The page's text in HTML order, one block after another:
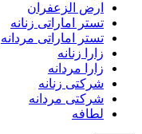
ارض الزعفران
تستر اماراتی زنانه
تستر اماراتی مردانه
زارا زنانه
زارا مردانه
شرکتی زنانه
شرکتی مردانه
لطافه